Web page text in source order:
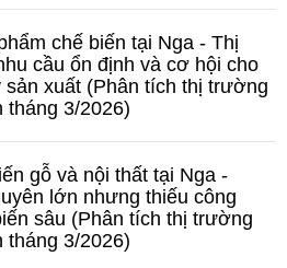
chế biến tại Nga - Thị
cầu ổn định và cơ hội cho
sản xuất (Phân tích thị trường
tháng 3/2026)
gỗ và nội thất tại Nga -
lớn nhưng thiếu công
sâu (Phân tích thị trường
tháng 3/2026)